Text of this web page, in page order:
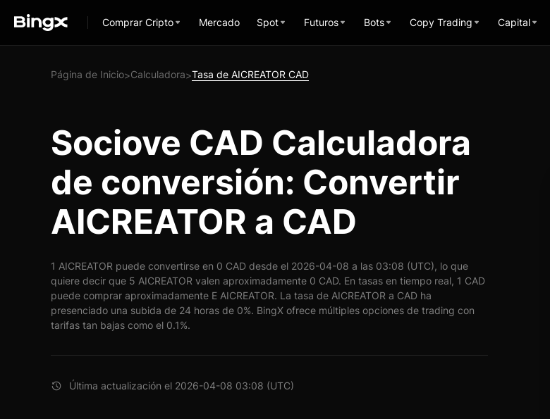
Comprar Cripto Mercado Spot Futuros Bots Copy Trading Capital
Página de Inicio>Calculadora>Tasa de AICREATOR CAD
Sociove CAD Calculadora
de conversión: Convertir
AICREATOR a CAD
1 AICREATOR puede convertirse en 0 CAD desde el 2026-04-08 a las 03:08 (UTC), lo que
quiere decir que 5 AICREATOR valen aproximadamente 0 CAD. En tasas en tiempo real, 1 CAD
puede comprar aproximadamente E AICREATOR. La tasa de AICREATOR a CAD ha
presenciado una subida de 24 horas de 0%. BingX ofrece múltiples opciones de trading con
tarifas tan bajas como el 0.1%.
Última actualización el 2026-04-08 03:08 (UTC)